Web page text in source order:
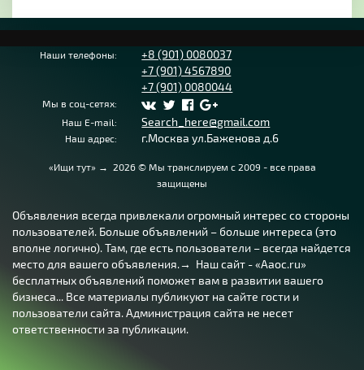
Наши телефоны:
+8 (901) 0080037
+7 (901) 4567890
+7 (901) 0080044
Мы в соц-сетях:
Наш E-mail:
Search_here@gmail.com
Наш адрес: г.Москва ул.Баженова д.6
«Ищи тут» → 2026© Мы транслируем с 2009 - все права
защищены
Объявления всегда привлекали огромный интерес со стороны
пользователей. Больше объявлений – больше интереса (это
вполне логично). Там, где есть пользователи – всегда найдется
место для вашего объявления.→ Наш сайт - «Aaoc.ru»
бесплатных объявлений поможет вам в развитии вашего
бизнеса... Все материалы публикуют на сайте гости и
пользователи сайта. Администрация сайта не несет
ответственности за публикации.